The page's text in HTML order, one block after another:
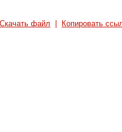
Скачать файл Копировать